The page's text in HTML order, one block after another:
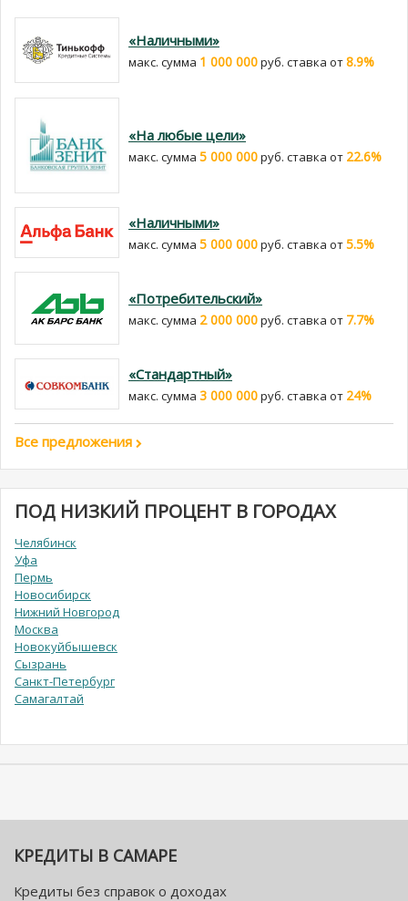
«Наличными»
макс. сумма 1 000 000руб. cтавка от8.9%
«На любые цели»
макс. сумма 5 000 000руб. cтавка от 22.6%
«Наличными»
макс. сумма 5 000 000руб. cтавка от5.5%
«Потребительский»
макс. сумма 2 000 000руб. cтавка от 7.7%
«Стандартный»
макс. сумма 3 000 000руб. cтавка от 24%
Все предложения
ПОД НИЗКИЙ ПРОЦЕНТ В ГОРОДАХ
Челябинск
Уфа
Пермь
Новосибирск
Нижний Новгород
Москва
Новокуйбышевск
Сызрань
Санкт-Петербург
Самагалтай
КРЕДИТЫ В САМАРЕ
Кредиты без справок о доходах